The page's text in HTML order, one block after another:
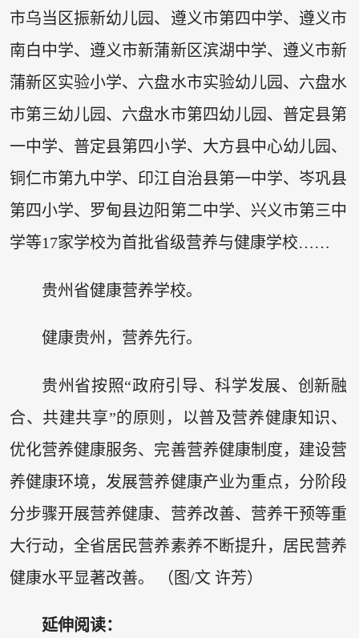
市乌当区振新幼儿园、遵义市第四中学、遵义市
南白中学、遵义市新蒲新区滨湖中学、遵义市新
蒲新区实验小学、六盘水市实验幼儿园、六盘水
市第三幼儿园、六盘水市第四幼儿园、普定县第
一中学、普定县第四小学、大方县中心幼儿园、
铜仁市第九中学、印江自治县第一中学、岑巩县
第四小学、罗甸县边阳第二中学、兴义市第三中
学等17家学校为首批省级营养与健康学校……
贵州省健康营养学校。
健康贵州，营养先行。
贵州省按照“政府引导、科学发展、创新融
合、共建共享”的原则，以普及营养健康知识、
优化营养健康服务、完善营养健康制度，建设营
养健康环境，发展营养健康产业为重点，分阶段
分步骤开展营养健康、营养改善、营养干预等重
大行动，全省居民营养素养不断提升，居民营养
健康水平显著改善。 （图/文 许芳）
延伸阅读：